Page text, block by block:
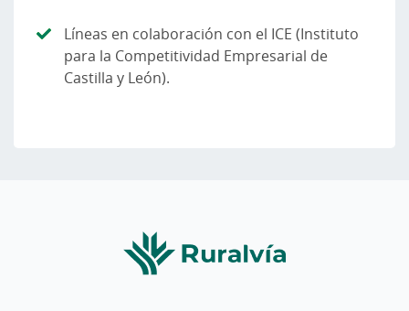
Líneas en colaboración con el ICE (Instituto
para la Competitividad Empresarial de
Castilla y León).